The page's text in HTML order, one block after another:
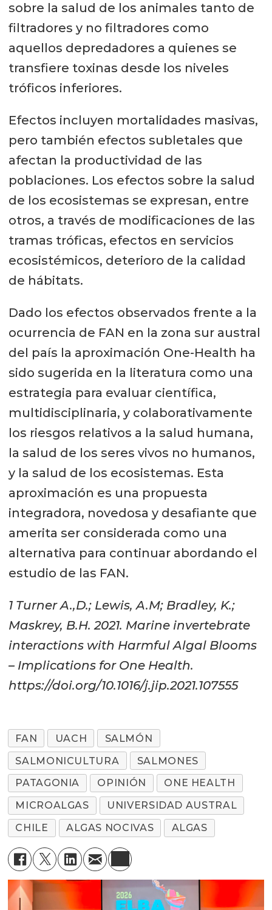
sobre la salud de los animales tanto de
filtradores y no filtradores como
aquellos depredadores a quienes se
transfiere toxinas desde los niveles
tróficos inferiores.
Efectos incluyen mortalidades masivas,
pero también efectos subletales que
afectan la productividad de las
poblaciones. Los efectos sobre la salud
de los ecosistemas se expresan, entre
otros, a través de modificaciones de las
tramas tróficas, efectos en servicios
ecosistémicos, deterioro de la calidad
de hábitats.
Dado los efectos observados frente a la
ocurrencia de FAN en la zona sur austral
del país la aproximación One-Health ha
sido sugerida en la literatura como una
estrategia para evaluar científica,
multidisciplinaria, y colaborativamente
los riesgos relativos a la salud humana,
la salud de los seres vivos no humanos,
y la salud de los ecosistemas. Esta
aproximación es una propuesta
integradora, novedosa y desafiante que
amerita ser considerada como una
alternativa para continuar abordando el
estudio de las FAN.
1 Turner A.,D.; Lewis, A.M; Bradley, K.;
Maskrey, B.H. 2021. Marine invertebrate
interactions with Harmful Algal Blooms
– Implications for One Health.
https://doi.org/10.1016/j.jip.2021.107555
FAN UACH
SALMÓN
SALMONICULTURA
SALMONES
PATAGONIA
OPINIÓN
ONE HEALTH
MICROALGAS
UNIVERSIDAD AUSTRAL
CHILE
ALGAS NOCIVAS ALGAS